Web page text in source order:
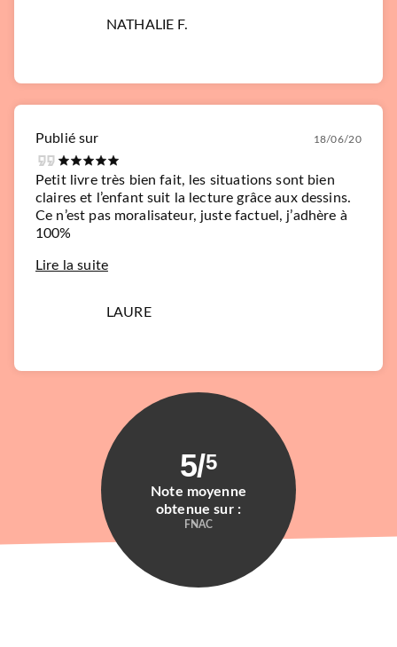
NATHALIE F.
Publié sur 18/06/20
Petit livre très bien fait, les situations sont bien
claires et l’enfant suit la lecture grâce aux dessins.
Ce n’est pas moralisateur, juste factuel, j’adhère à
100%
Lire la suite
LAURE
5/5
Note moyenne
obtenue sur :
FNAC